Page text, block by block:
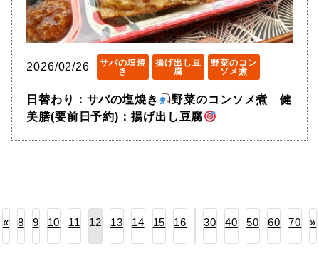
2026/02/26
サバの塩焼
き
揚げ出し豆
腐
野菜のコン
ソメ煮
日替わり：サバの塩焼き
野菜のコンソメ煮 健
美膳(要前日予約)：揚げ出し豆腐
« 8 9 10 11 12 13 14 15 16 30 40 50 60 70 »